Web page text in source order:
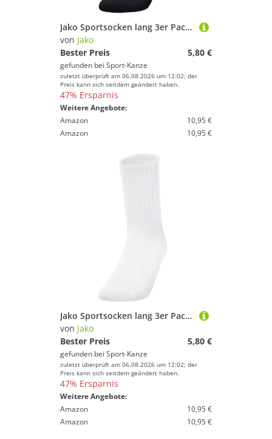
Jako Sportsocken lang 3er Pack 3944 08 schwarz Gr. 43-46
von Jako
Bester Preis
5,80 €
gefunden bei Sport-Kanze
zuletzt überprüft am 06.08.2026 um 12:02; der
Preis kann sich seitdem geändert haben.
47% Ersparnis
Weitere Angebote:
Amazon
10,95 €
Amazon
10,95 €
Jako Sportsocken lang 3er Pack 3944 00 wei? Gr. 39-42
von Jako
Bester Preis
5,80 €
gefunden bei Sport-Kanze
zuletzt überprüft am 06.08.2026 um 12:02; der
Preis kann sich seitdem geändert haben.
47% Ersparnis
Weitere Angebote:
Amazon
10,95 €
Amazon
10,95 €